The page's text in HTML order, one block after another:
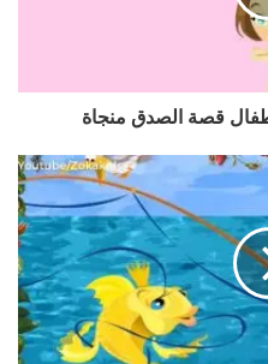
قصة الصدق منجاة